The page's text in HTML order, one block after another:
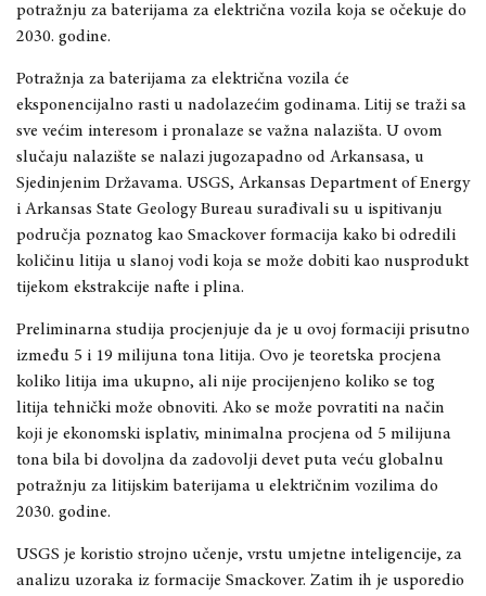
potražnju za baterijama za električna vozila koja se očekuje do
2030. godine.
Potražnja za baterijama za električna vozila će
eksponencijalno rasti u nadolazećim godinama. Litij se traži sa
sve većim interesom i pronalaze se važna nalazišta. U ovom
slučaju nalazište se nalazi jugozapadno od Arkansasa, u
Sjedinjenim Državama. USGS, Arkansas Department of Energy
i Arkansas State Geology Bureau surađivali su u ispitivanju
područja poznatog kao Smackover formacija kako bi odredili
količinu litija u slanoj vodi koja se može dobiti kao nusprodukt
tijekom ekstrakcije nafte i plina.
Preliminarna studija procjenjuje da je u ovoj formaciji prisutno
između 5 i 19 milijuna tona litija. Ovo je teoretska procjena
koliko litija ima ukupno, ali nije procijenjeno koliko se tog
litija tehnički može obnoviti. Ako se može povratiti na način
koji je ekonomski isplativ, minimalna procjena od 5 milijuna
tona bila bi dovoljna da zadovolji devet puta veću globalnu
potražnju za litijskim baterijama u električnim vozilima do
2030. godine.
USGS je koristio strojno učenje, vrstu umjetne inteligencije, za
analizu uzoraka iz formacije Smackover. Zatim ih je usporedio